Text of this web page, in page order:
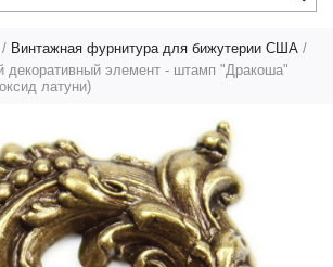
/ Винтажная фурнитура для бижутерии США /
декоративный элемент - штамп "Дракоша"
латуни)